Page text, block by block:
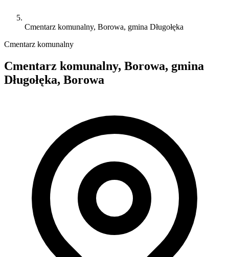
Cmentarz komunalny, Borowa, gmina Długołęka
Cmentarz komunalny
Cmentarz komunalny, Borowa, gmina
Długołęka, Borowa